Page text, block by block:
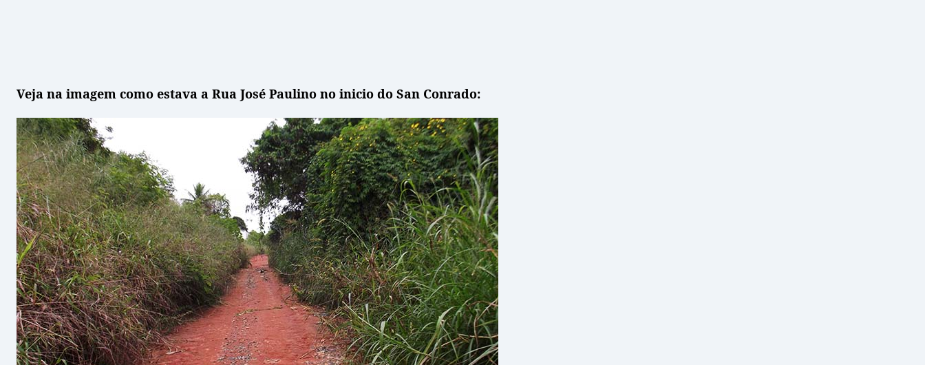
Veja na imagem como estava a Rua José Paulino no inicio do San Conrado: